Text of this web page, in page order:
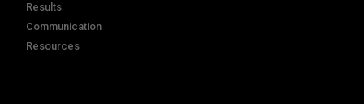
Results
Communication
Resources